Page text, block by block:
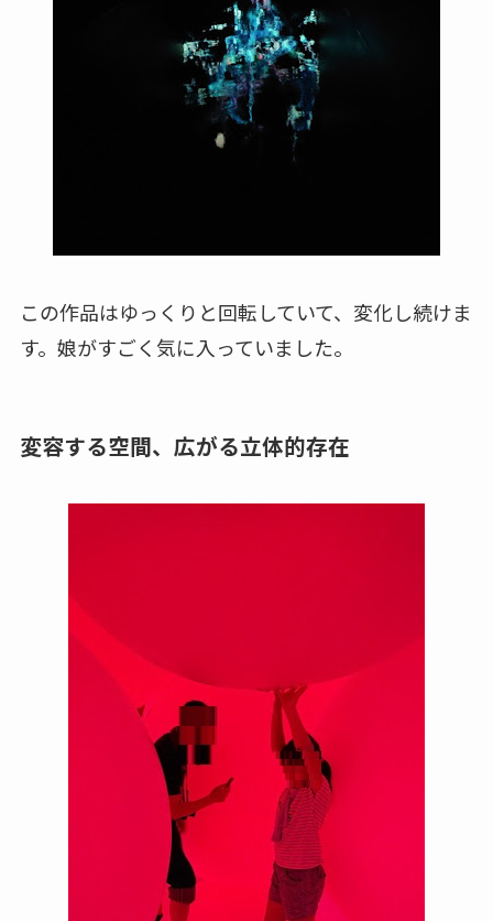
この作品はゆっくりと回転していて、変化し続けま
す。娘がすごく気に入っていました。
変容する空間、広がる立体的存在